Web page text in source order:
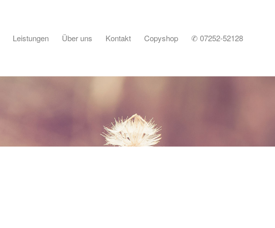
Leistungen Über uns Kontakt Copyshop ✆ 07252-52128